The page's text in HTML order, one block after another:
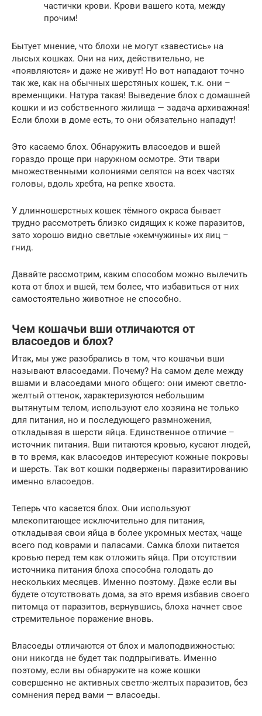
частички крови. Крови вашего кота, между
прочим!
Бытует мнение, что блохи не могут «завестись» на
лысых кошках. Они на них, действительно, не
«появляются» и даже не живут! Но вот нападают точно
так же, как на обычных шерстяных кошек, т.к. они –
временщики. Натура такая! Выведение блох с домашней
кошки и из собственного жилища — задача архиважная!
Если блохи в доме есть, то они обязательно нападут!
Это касаемо блох. Обнаружить власоедов и вшей
гораздо проще при наружном осмотре. Эти твари
множественными колониями селятся на всех частях
головы, вдоль хребта, на репке хвоста.
У длинношерстных кошек тёмного окраса бывает
трудно рассмотреть близко сидящих к коже паразитов,
зато хорошо видно светлые «жемчужины» их яиц –
гнид.
Давайте рассмотрим, каким способом можно вылечить
кота от блох и вшей, тем более, что избавиться от них
самостоятельно животное не способно.
Чем кошачьи вши отличаются от
власоедов и блох?
Итак, мы уже разобрались в том, что кошачьи вши
называют власоедами. Почему? На самом деле между
вшами и власоедами много общего: они имеют светло-
желтый оттенок, характеризуются небольшим
вытянутым телом, используют ело хозяина не только
для питания, но и последующего размножения,
откладывая в шерсти яйца. Единственное отличие –
источник питания. Вши питаются кровью, кусают людей,
в то время, как власоедов интересуют кожные покровы
и шерсть. Так вот кошки подвержены паразитированию
именно власоедов.
Теперь что касается блох. Они используют
млекопитающее исключительно для питания,
откладывая свои яйца в более укромных местах, чаще
всего под коврами и паласами. Самка блохи питается
кровью перед тем как отложить яйца. При отсутствии
источника питания блоха способна голодать до
нескольких месяцев. Именно поэтому. Даже если вы
будете отсутствовать дома, за это время избавив своего
питомца от паразитов, вернувшись, блоха начнет свое
стремительное поражение вновь.
Власоеды отличаются от блох и малоподвижностью:
они никогда не будет так подпрыгивать. Именно
поэтому, если вы обнаружите на коже кошки
совершенно не активных светло-желтых паразитов, без
сомнения перед вами — власоеды.